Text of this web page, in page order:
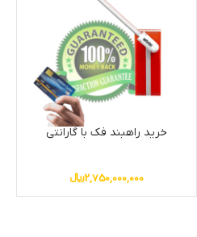
خرید راهبند فک با گارانتی
2,750,000,000﷼